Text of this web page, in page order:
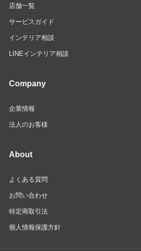
店舗一覧
サービスガイド
インテリア相談
LINEインテリア相談
Company
企業情報
法人のお客様
About
よくある質問
お問い合わせ
特定商取引法
個人情報保護方針